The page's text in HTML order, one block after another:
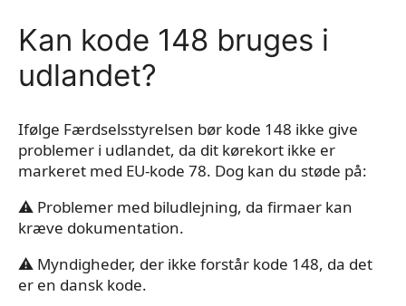
Kan kode 148 bruges i
udlandet?
Ifølge Færdselsstyrelsen bør kode 148 ikke give
problemer i udlandet, da dit kørekort ikke er
markeret med EU-kode 78. Dog kan du støde på:
⚠ Problemer med biludlejning, da firmaer kan
kræve dokumentation.
⚠ Myndigheder, der ikke forstår kode 148, da det
er en dansk kode.